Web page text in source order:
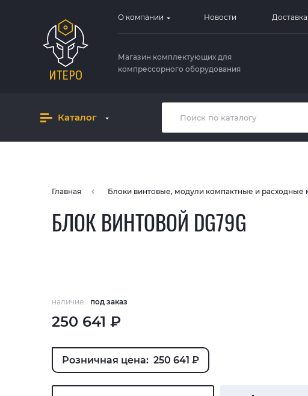
О компании Новости Доставка
Магазин комплектующих для
компрессорного оборудования
Каталог
Главная Блоки винтовые, модули компактные и расходные
БЛОК ВИНТОВОЙ DG79G
наличие: под заказ
250 641 ₽
Розничная цена: 250 641 ₽